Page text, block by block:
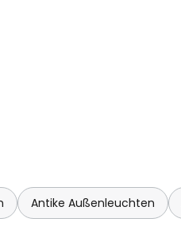
Antike Außenleuchten